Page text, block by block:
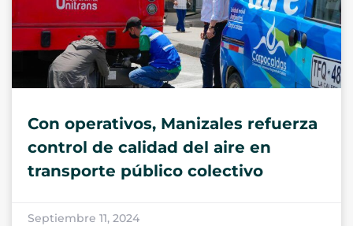
Con operativos, Manizales refuerza
control de calidad del aire en
transporte público colectivo
Septiembre 11, 2024